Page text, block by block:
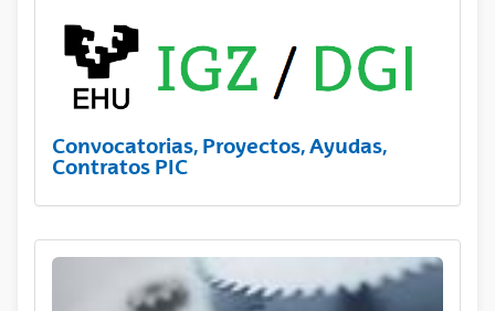
Convocatorias, Proyectos, Ayudas,
Contratos PIC